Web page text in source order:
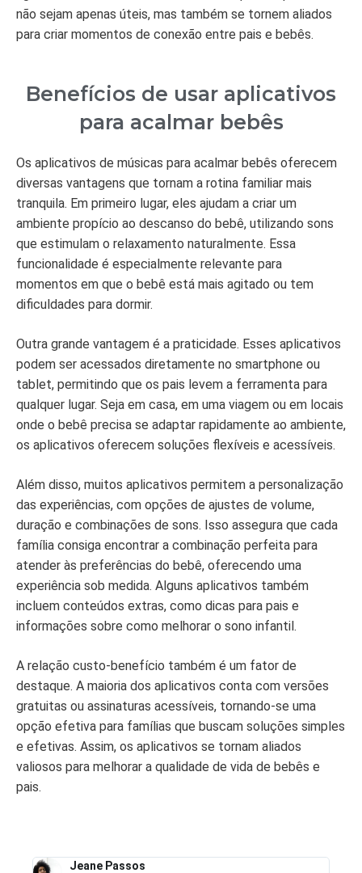
não sejam apenas úteis, mas também se tornem aliados
para criar momentos de conexão entre pais e bebês.
Benefícios de usar aplicativos
para acalmar bebês
Os aplicativos de músicas para acalmar bebês oferecem
diversas vantagens que tornam a rotina familiar mais
tranquila. Em primeiro lugar, eles ajudam a criar um
ambiente propício ao descanso do bebê, utilizando sons
que estimulam o relaxamento naturalmente. Essa
funcionalidade é especialmente relevante para
momentos em que o bebê está mais agitado ou tem
dificuldades para dormir.
Outra grande vantagem é a praticidade. Esses aplicativos
podem ser acessados diretamente no smartphone ou
tablet, permitindo que os pais levem a ferramenta para
qualquer lugar. Seja em casa, em uma viagem ou em locais
onde o bebê precisa se adaptar rapidamente ao ambiente,
os aplicativos oferecem soluções flexíveis e acessíveis.
Além disso, muitos aplicativos permitem a personalização
das experiências, com opções de ajustes de volume,
duração e combinações de sons. Isso assegura que cada
família consiga encontrar a combinação perfeita para
atender às preferências do bebê, oferecendo uma
experiência sob medida. Alguns aplicativos também
incluem conteúdos extras, como dicas para pais e
informações sobre como melhorar o sono infantil.
A relação custo-benefício também é um fator de
destaque. A maioria dos aplicativos conta com versões
gratuitas ou assinaturas acessíveis, tornando-se uma
opção efetiva para famílias que buscam soluções simples
e efetivas. Assim, os aplicativos se tornam aliados
valiosos para melhorar a qualidade de vida de bebês e
pais.
Jeane Passos